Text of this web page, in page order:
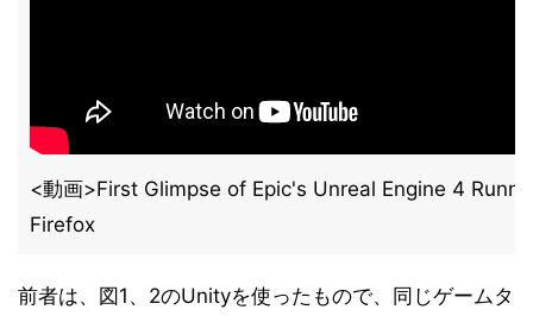
<動画>First Glimpse of Epic's Unreal Engine 4
Firefox
前者は、図1、2のUnityを使ったもので、同じゲームタ